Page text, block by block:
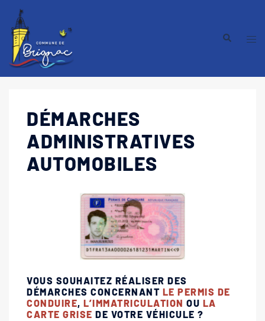
DÉMARCHES
ADMINISTRATIVES
AUTOMOBILES
VOUS SOUHAITEZ RÉALISER DES
DÉMARCHES CONCERNANT LE PERMIS DE
CONDUIRE, L’IMMATRICULATION OU LA
CARTE GRISE DE VOTRE VÉHICULE ?